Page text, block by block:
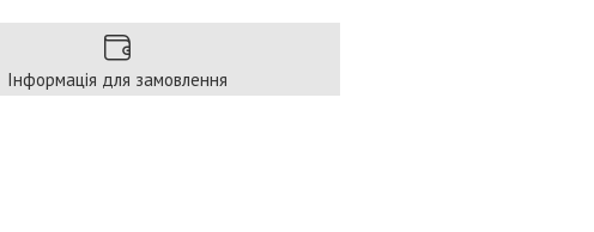
Інформація для замовлення